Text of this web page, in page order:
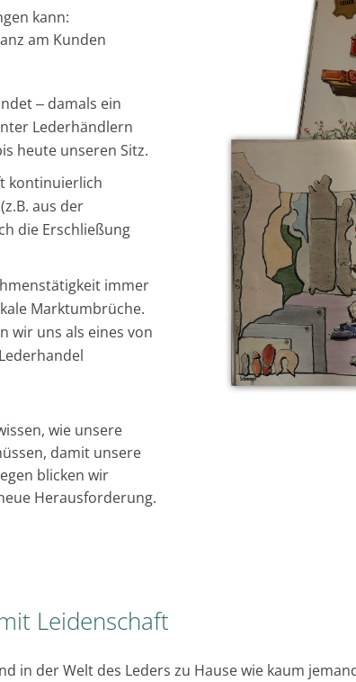
kann:
am Kunden
‒ damals ein
Lederhändlern
heute unseren Sitz.
kontinuierlich
aus der
die Erschließung
immer
Marktumbrüche.
wir uns als eines von
wie unsere
damit unsere
blicken wir
Herausforderung.
Leidenschaft
in der Welt des Leders zu Hause wie kaum